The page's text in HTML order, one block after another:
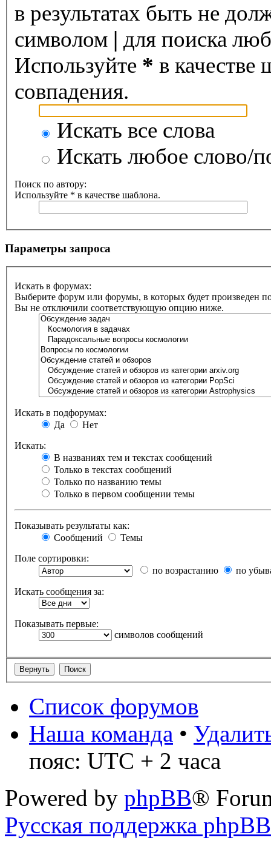
в результатах быть не
символом | для поиска
Используйте * в качестве
совпадения.
Искать все слова
Искать любое слово/
Поиск по автору:
Используйте * в качестве шаблона.
Параметры запроса
Искать в форумах:
Выберите форум или форумы, в которых будет произведен
Вы не отключили соответствующую опцию ниже.
Искать в подфорумах:
Да
Нет
Искать:
В названиях тем и текстах сообщений
Только в текстах сообщений
Только по названию темы
Только в первом сообщении темы
Показывать результаты как:
Сообщений
Темы
Поле сортировки:
по возрастанию
по
Искать сообщения за:
Показывать первые:
символов сообщений
Список форумов
Наша команда •
пояс: UTC + 2 часа
Powered by phpBB®
Русская поддержка phpBB